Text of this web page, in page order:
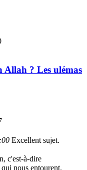
Allah ? Les ulémas
Excellent sujet.
c'est-à-dire
nous entourent.